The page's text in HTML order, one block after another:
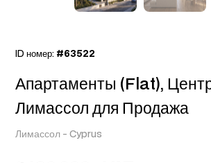
ID номер: #63522
Лимассол -Cyprus
Апартаменты (Flat),
Лимассол для Продажа